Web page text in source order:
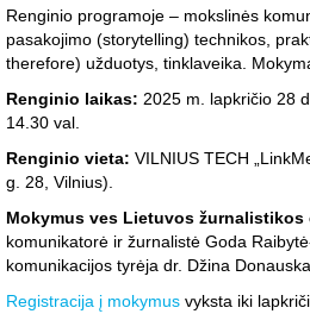
Renginio programoje – mokslinės
pasakojimo (storytelling) technikos,
therefore) užduotys, tinklaveika.
Renginio laikas: 2025 m. lapkričio 28
14.30 val.
Renginio vieta: VILNIUS TECH
g. 28, Vilnius).
Mokymus ves Lietuvos žurnalistikos
komunikatorė ir žurnalistė Goda
komunikacijos tyrėja dr. Džina
Registracija į mokymus vyksta iki